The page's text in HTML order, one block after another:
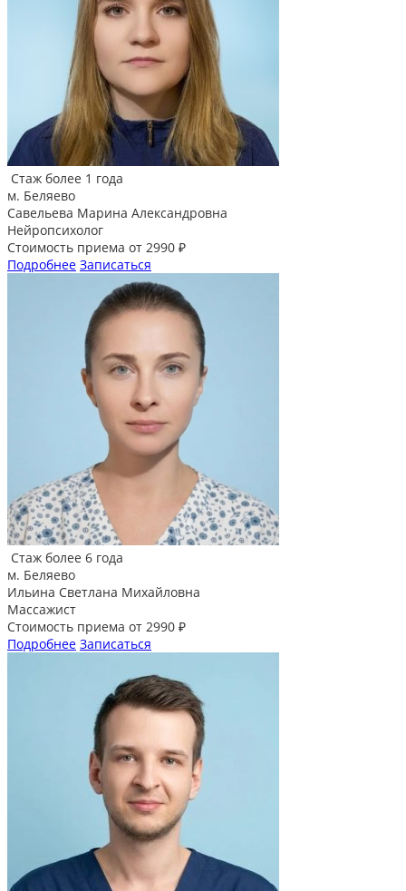
Стаж более 1 года
м. Беляево
Савельева Марина Александровна
Нейропсихолог
Стоимость приема от 2990 ₽
Подробнее Записаться
Стаж более 6 года
м. Беляево
Ильина Светлана Михайловна
Массажист
Стоимость приема от 2990 ₽
Подробнее Записаться